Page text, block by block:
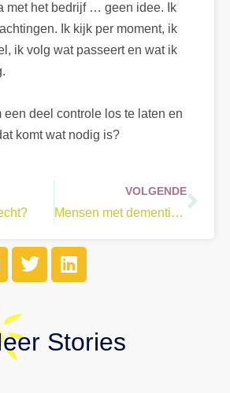
met het bedrijf … geen idee. Ik
Ik kijk per moment, ik
ik volg wat passeert en wat ik
een deel controle los te laten en
komt wat nodig is?
VOLGENDE
Mensen met dementie hebben ook wensen
Stories